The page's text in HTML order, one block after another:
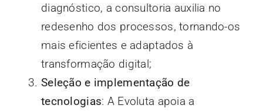
diagnóstico, a consultoria auxilia no
redesenho dos processos, tornando-os
mais eficientes e adaptados à
transformação digital;
Seleção e implementação de
tecnologias: A Evoluta apoia a